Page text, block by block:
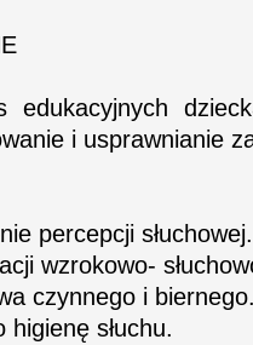
edukacyjnych
i usprawnianie
percepcji słuchowej.
wzrokowo-
czynnego i
słuchu.